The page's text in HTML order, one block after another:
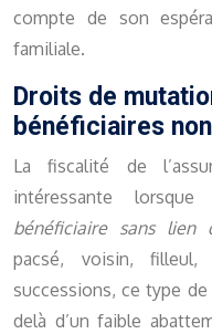
compte de son
familiale.
Droits de
bénéficiaires
La fiscalité de
intéressante
bénéficiaire sans lien
pacsé, voisin,
successions, ce type
delà d’un faible